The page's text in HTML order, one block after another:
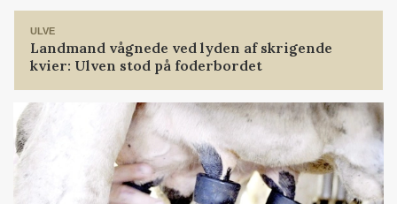
ULVE
Landmand vågnede ved lyden af skrigende
kvier: Ulven stod på foderbordet